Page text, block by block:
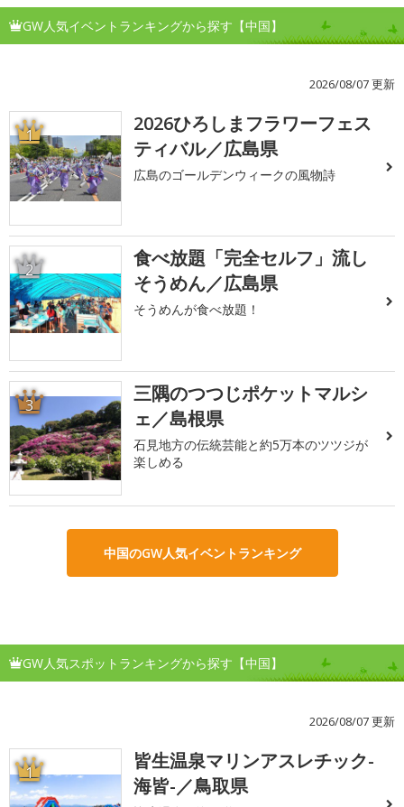
GW人気イベントランキングから探す【中国】
2026/08/07 更新
1
2026ひろしまフラワーフェス
ティバル／広島県
広島のゴールデンウィークの風物詩
2
食べ放題「完全セルフ」流し
そうめん／広島県
そうめんが食べ放題！
3
三隅のつつじポケットマルシ
ェ／島根県
石見地方の伝統芸能と約5万本のツツジが
楽しめる
中国のGW人気イベントランキング
GW人気スポットランキングから探す【中国】
2026/08/07 更新
1
皆生温泉マリンアスレチック-
海皆-／鳥取県